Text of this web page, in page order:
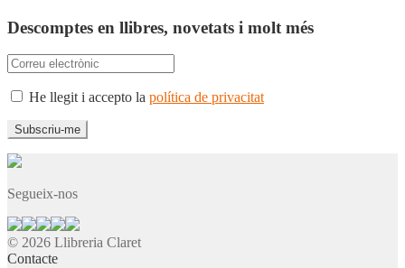
Descomptes en llibres, novetats i molt més
He llegit i accepto la política de privacitat
Segueix-nos
© 2026 Llibreria Claret
Contacte